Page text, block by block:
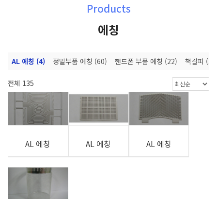
Products
에칭
AL 에칭 (4) 정밀부품 에칭 (60) 핸드폰 부품 에칭 (22) 책갈피
전체 135
AL 에칭 AL 에칭 AL 에칭